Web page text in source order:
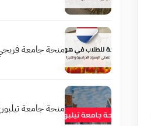
منحة جامعة
منحة جامعة